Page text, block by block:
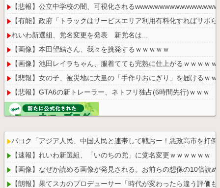
【悲報】公立中学校の闇、可視化される
【有能】政府「トラックはサービスエリア利用有料化すればサボ
れいわ新選組、党名変更を発表 新党名は...
【画像】本田望結さん、我々を挑発するｗｗｗｗｗ
【画像】池田レイラちゃん、服着てても完熟に仕上がるｗｗｗｗ
【悲報】女の子、被災地に大量の「手作りおにぎり」を届けるｗｗ
【悲報】GTA6の新トレーラー、ネトフリ独占(6時間先行)ｗｗｗ
Powered by livedoor 相互RSS
パヨク「アジア人民、中国人民と連帯して戦おー！悪政高市を打倒
【速報】れいわ新選組、「いのちの党」に党名変更ｗｗｗｗｗｗ
【画像】なぜか読める画像が発見される。お前らの想像の10倍読
【朗報】果てスカのプロデューサー「時代が変わったら違う評価